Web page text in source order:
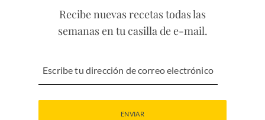
Recibe nuevas recetas todas las
semanas en tu casilla de e-mail.